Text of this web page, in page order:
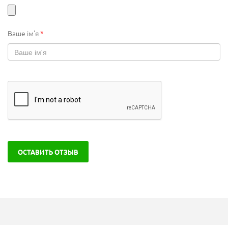
Ваше ім'я*
ОСТАВИТЬ ОТЗЫВ